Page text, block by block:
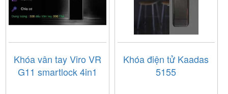
Khóa vân tay Viro VR
G11 smartlock 4in1
Khóa điện tử Kaadas
5155